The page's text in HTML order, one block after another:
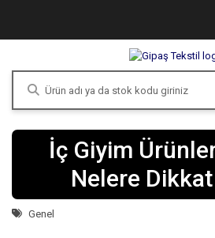
İç Giyim
Nelere
Genel